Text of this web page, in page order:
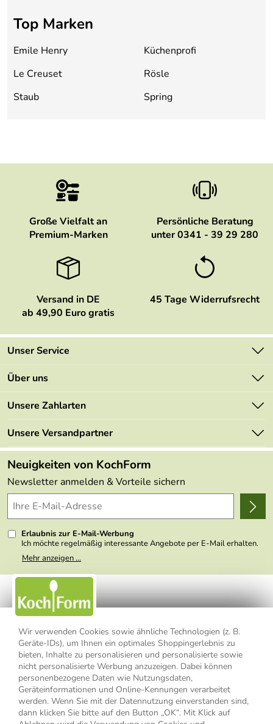
Wir verwenden Cookies sowie ähnliche Technologien (z. B.
Geräte-IDs), um Ihnen ein optimales Shoppingerlebnis zu
bieten, Inhalte zu personalisieren und personalisierte sowie
nicht personalisierte Werbung anzuzeigen. Dabei können
personenbezogene Daten wie Nutzungsdaten,
Geräteinformationen und Online-Kennungen verarbeitet
werden. Wenn Sie mit der Datennutzung einverstanden sind,
dann klicken Sie bitte auf den Button „OK“. Mit Klick auf
Top Marken
Emile Henry
Küchenprofi
Le Creuset
Rösle
Staub
Spring
Große Vielfalt an
Premium-Marken
Persönliche Beratung
unter 0341 - 39 29 280
Versand in DE
ab 49,90 Euro gratis
45 Tage Widerrufsrecht
Unser Service
Kontakt
Mehrwertsteuerfrei
Retourenportal
FAQs
Lieferbedingungen
Delivery Terms
Kundenlogin
Über uns
Marken
Angebote
Made in Germany
Themen
Wir über uns
Presse
Unsere Zahlarten
Unsere Versandpartner
Neuigkeiten von KochForm
Newsletter anmelden & Vorteile sichern
Erlaubnis zur E-Mail-Werbung
Ich möchte regelmäßig interessante Angebote per E-Mail erhalten.
Meine E-Mail-Adresse wird nicht an andere Unternehmen
weitergegeben. Zu statistischen Zwecken wird in anonymer Form
nicht erkennbar, welche konkrete Person geklickt hat. Diese
Einwilligung zur Nutzung meiner E-Mail- Adresse für Werbezwecke
kann ich jederzeit mit Wirkung für die Zukunft widerrufen, indem ich
den Link "Abmelden" am Ende des Newsletters anklicke oder die
Option Newsletter im Mitgliederbereich deaktiviere. Die
Datenschutzerklärung
habe ich zur Kenntnis genommen.
Mehr anzeigen ...
Impressum Datenschutzerklärung
AGB
Widerrufsbelehrung
Widerrufsformular
Vertrag widerrufen